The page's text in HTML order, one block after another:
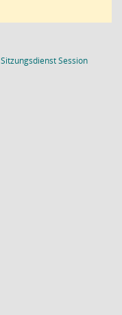
SitzungsdienstSession(Wird in